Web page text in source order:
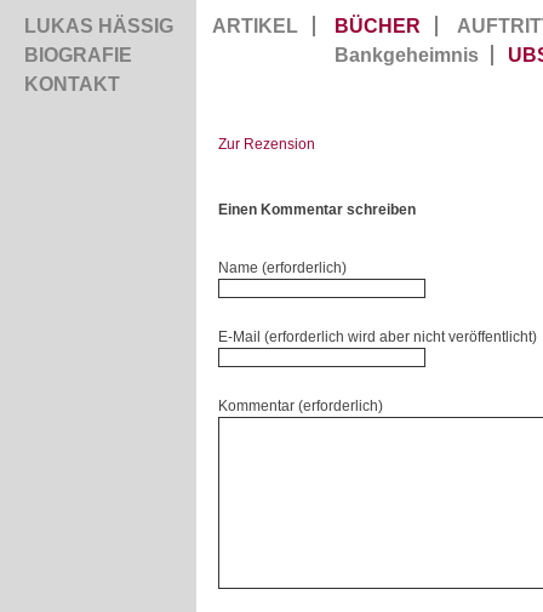
LUKAS HÄSSIG
BIOGRAFIE
KONTAKT
ARTIKEL BÜCHER
Bankgeheimnis
Zur Rezension
Einen Kommentar schreiben
Name (erforderlich)
E-Mail (erforderlich wird aber nicht veröffentlicht)
Kommentar (erforderlich)